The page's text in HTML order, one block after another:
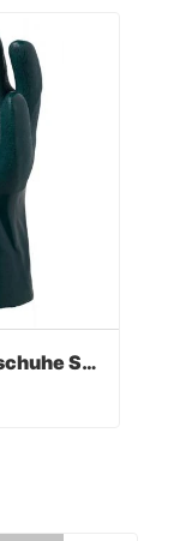
Grüne PVC beschichtete Handschuhe Sandy Finish